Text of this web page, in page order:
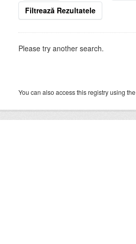
Filtrează Rezultatele
Please try another search.
You can also access this registry using the